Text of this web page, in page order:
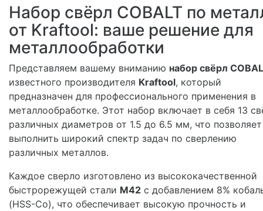
Набор свёрл COBALT по
от Kraftool: ваше решение для
металлообработки
Представляем вашему вниманию набор свёрл
известного производителя Kraftool, который
предназначен для профессионального применения в
металлообработке. Этот набор включает в себя 13
различных диаметров от 1.5 до 6.5 мм, что позволяет
выполнить широкий спектр задач по сверлению
различных металлов.
Каждое сверло изготовлено из высококачественной
быстрорежущей стали M42 с добавлением 8%
(HSS-Co), что обеспечивает высокую прочность и